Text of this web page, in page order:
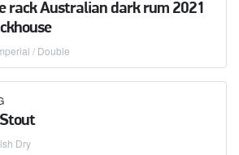
rack Australian dark rum 2021
/ Double
Dry